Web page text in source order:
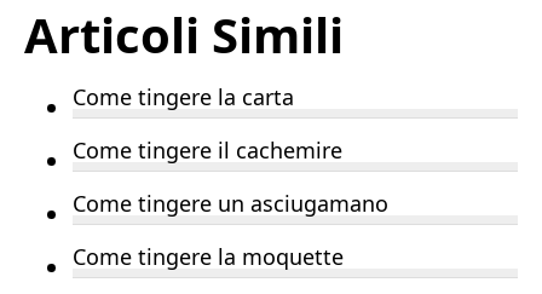
Articoli Simili
Come tingere la carta
Come tingere il cachemire
Come tingere un asciugamano
Come tingere la moquette